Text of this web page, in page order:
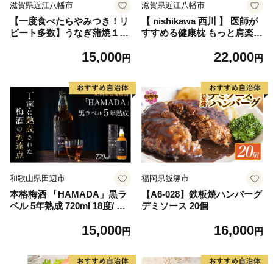
滋賀県近江八幡市
【一度食べたらやみつき！リ
ピート多数】うなぎ蒲焼１尾
15,000円
滋賀県近江八幡市
【 nishikawa 西川 】 医師が
すすめる健康枕 もっと肩楽寝
22,000円
和歌山県田辺市
本格梅酒 「HAMADA」黒ラ
ベル 5年熟成 720ml 18度/ 田
酒 酒 紀州産 完熟梅 南高梅
15,000円
福岡県飯塚市
【A6-028】鉄板焼ハンバーグ
デミソース 20個
16,000円